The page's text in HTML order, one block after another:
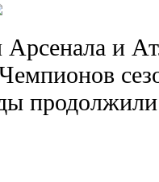
Арсенала и